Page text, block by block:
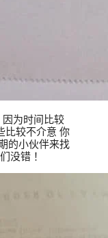
为时间比较
比较不介意 你
的小伙伴来找
没错！